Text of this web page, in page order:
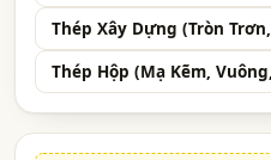
Thép Xây Dựng (Tròn
Thép Hộp (Mạ Kẽm,